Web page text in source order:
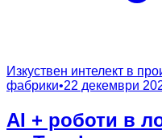
Изкуствен интелект в
фабрики•22 декември
AI + роботи в